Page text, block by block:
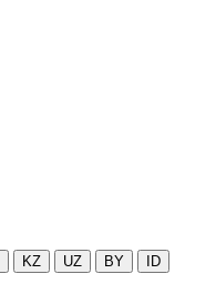
KZ UZ BY ID